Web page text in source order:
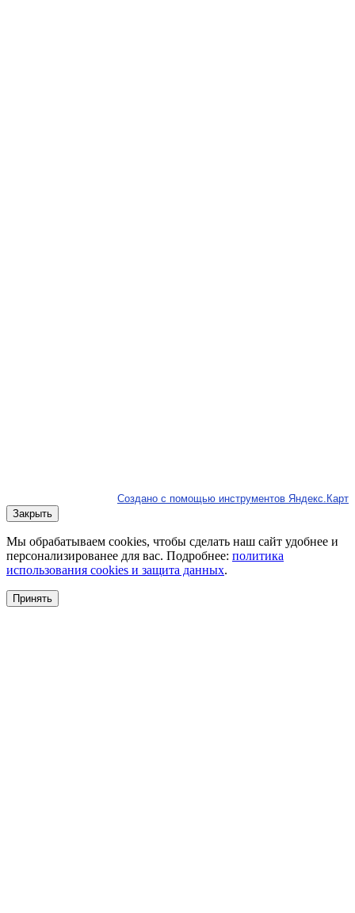
Создано с помощью инструментов Яндекс.Карт
Закрыть
Мы обрабатываем cookies, чтобы сделать наш сайт удобнее и
персонализированее для вас. Подробнее: политика
использования cookies и защита данных.
Принять